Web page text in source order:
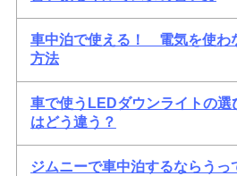
車中泊で使える！ 電気を使わ
方法
車で使うLEDダウンライトの選
はどう違う？
ジムニーで車中泊するならうっ